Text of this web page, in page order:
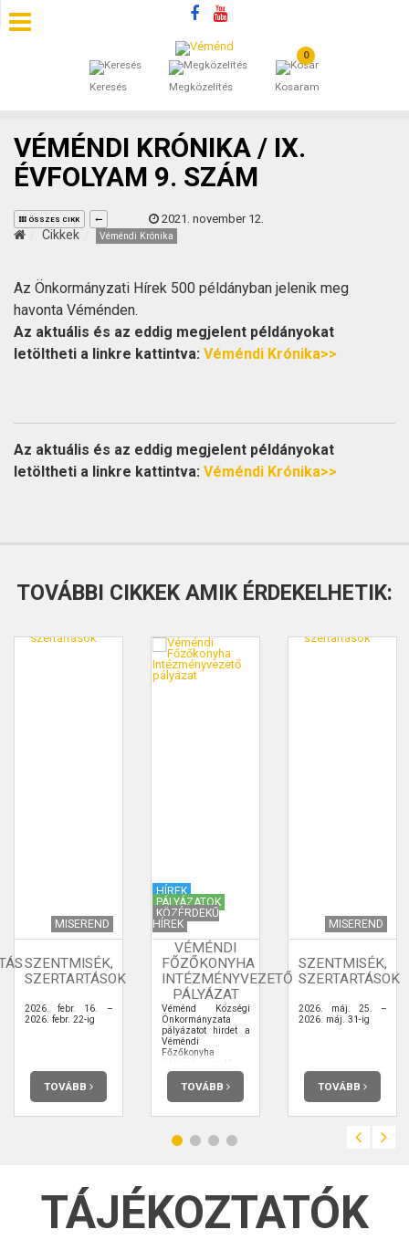
Keresés Megközelítés
0
Kosaram
SZÁLLÁSOK
ÁLTALÁNOS SZERZŐDÉSI FELTÉTELEK
KINCSES BARANYA VÉMÉND
VÉMÉNDI KRÓNIKA / IX.
ÉVFOLYAM 9. SZÁM
ÖSSZES CIKK 2021. november 12.
Cikkek Véméndi Krónika
Az Önkormányzati Hírek 500 példányban jelenik meg
havonta Véménden.
Az aktuális és az eddig megjelent példányokat
letöltheti a linkre kattintva: Véméndi Krónika>>
Az aktuális és az eddig megjelent példányokat
letöltheti a linkre kattintva: Véméndi Krónika>>
TOVÁBBI CIKKEK AMIK ÉRDEKELHETIK:
MISEREND
SZENTMISÉK,
SZERTARTÁSOK
2026. febr. 16. –
2026. febr. 22-ig
TOVÁBB
HÍREK
PÁLYÁZATOK
KÖZÉRDEKŰ
HÍREK
VÉMÉNDI
FŐZŐKONYHA
INTÉZMÉNYVEZETŐ
PÁLYÁZAT
Véménd Községi
Önkormányzata
pályázatot hirdet a
Véméndi
Főzőkonyha
intézményvezető
beosztás ellátására.
TOVÁBB
MISEREND
SZENTMISÉK,
SZERTARTÁSOK
2026. máj. 25. –
2026. máj. 31-ig
TOVÁBB
TÁJÉKOZTATÓK